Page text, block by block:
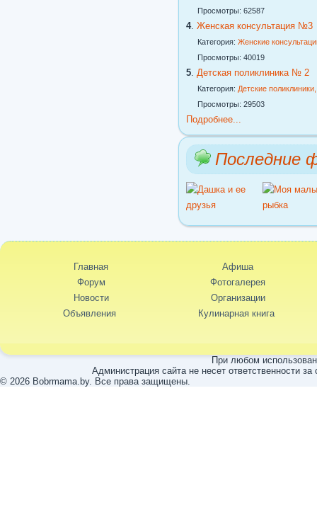
Просмотры: 62587
4. Женская консультация №3
Категория: Женские
Просмотры: 40019
5 Детская поликлиника № 2
Категория: Детские
Просмотры: 29503
Подробнее...
Последние
Главная
Форум
Новости
Объявления
Афиша
Фотогалерея
Организации
Кулинарная книга
При любом
Администрация сайта не несет ответственности
© 2026 Bobrmama.by. Все права защищены.